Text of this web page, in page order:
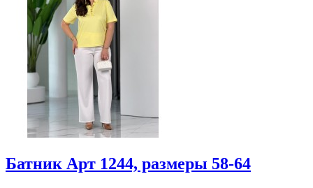
Батник Арт 1244, размеры 58-64